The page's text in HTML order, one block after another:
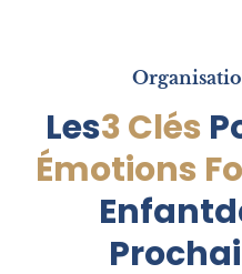
Les3 Clés
Émotions